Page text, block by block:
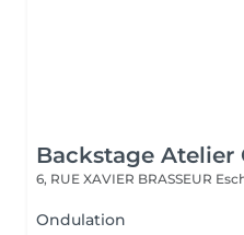
Backstage Atelier
6, RUE XAVIER BRASSEUR
Ondulation